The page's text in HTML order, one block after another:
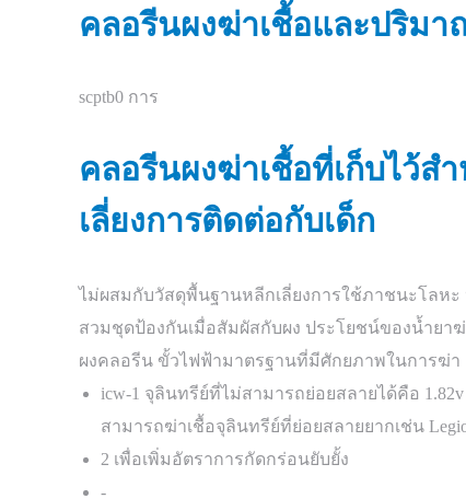
คลอรีนผงฆ่าเชื้อและปริมา
scptb0 การ
คลอรีนผงฆ่าเชื้อที่เก็บไว้ส
เลี่ยงการติดต่อกับเด็ก
ไม่ผสมกับวัสดุพื้นฐานหลีกเลี่ยงการใช้ภาชนะโลหะ
สวมชุดป้องกันเมื่อสัมผัสกับผง ประโยชน์ของน้ำยาฆ่
ผงคลอรีน ขั้วไฟฟ้ามาตรฐานที่มีศักยภาพในการฆ่า
icw-1 จุลินทรีย์ที่ไม่สามารถย่อยสลายได้คือ
สามารถฆ่าเชื้อจุลินทรีย์ที่ย่อยสลายยากเช่น
2 เพื่อเพิ่มอัตราการกัดกร่อนยับยั้ง
-